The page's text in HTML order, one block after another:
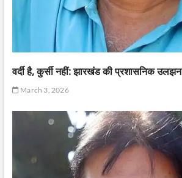
वर्दी है, कुर्सी नहीं: झारखंड की प्रशासनिक उलझन
March 3, 2026